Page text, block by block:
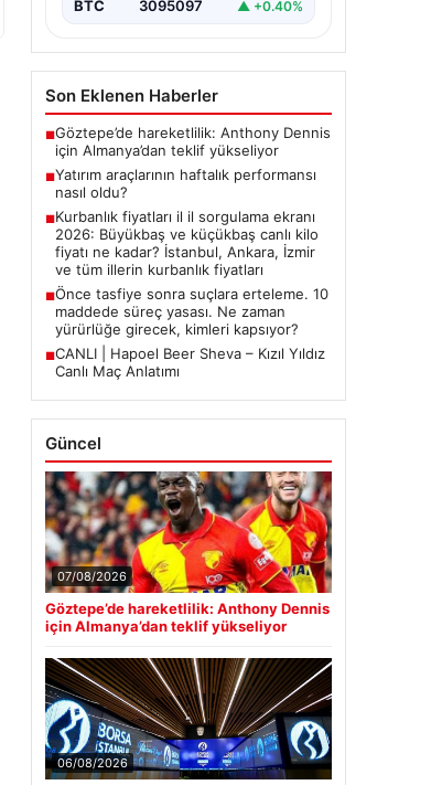
netleşmeye…
BTC 3095097 ▲ +0.40%
Son Eklenen Haberler
■Göztepe’de hareketlilik: Anthony Dennis
için Almanya’dan teklif yükseliyor
■Yatırım araçlarının haftalık performansı
nasıl oldu?
■Kurbanlık fiyatları il il sorgulama ekranı
2026: Büyükbaş ve küçükbaş canlı kilo
fiyatı ne kadar? İstanbul, Ankara, İzmir
ve tüm illerin kurbanlık fiyatları
■Önce tasfiye sonra suçlara erteleme. 10
maddede süreç yasası. Ne zaman
yürürlüğe girecek, kimleri kapsıyor?
■CANLI | Hapoel Beer Sheva – Kızıl Yıldız
Canlı Maç Anlatımı
Güncel
07/08/2026
Göztepe’de hareketlilik: Anthony Dennis
için Almanya’dan teklif yükseliyor
06/08/2026